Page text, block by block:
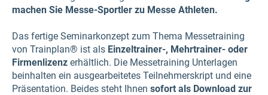
machen Sie Messe-Sportler zu Messe Athleten.
Das fertige Seminarkonzept zum Thema Messetraining
von Trainplan® ist als Einzeltrainer-, Mehrtrainer- oder
Firmenlizenz erhältlich. Die Messetraining Unterlagen
beinhalten ein ausgearbeitetes Teilnehmerskript und eine
Präsentation. Beides steht Ihnen sofort als Download zur